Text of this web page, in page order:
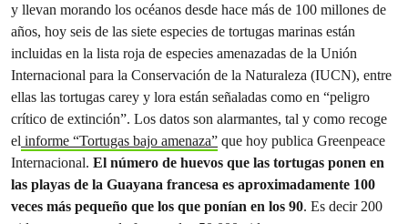
y llevan morando los océanos desde hace más de 100 millones de
años, hoy seis de las siete especies de tortugas marinas están
incluidas en la lista roja de especies amenazadas de la Unión
Internacional para la Conservación de la Naturaleza (IUCN), entre
ellas las tortugas carey y lora están señaladas como en “peligro
crítico de extinción”. Los datos son alarmantes, tal y como recoge
el informe “Tortugas bajo amenaza” que hoy publica Greenpeace
Internacional. El número de huevos que las tortugas ponen en
las playas de la Guayana francesa es aproximadamente 100
veces más pequeño que los que ponían en los 90. Es decir 200